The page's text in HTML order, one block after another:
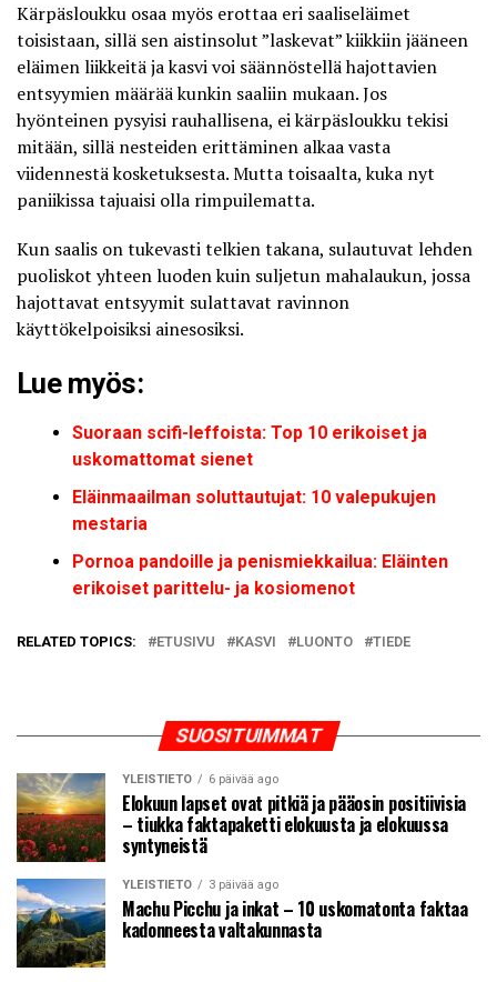
Kärpäsloukku osaa myös erottaa eri saaliseläimet
toisistaan, sillä sen aistinsolut ”laskevat” kiikkiin jääneen
eläimen liikkeitäja kasvi voi säännöstellä hajottavien
entsyymien määrää kunkin saaliin mukaan. Jos
hyönteinen pysyisi rauhallisena, ei kärpäsloukku tekisi
mitään, sillä nesteiden erittäminen alkaa vasta
viidennestä kosketuksesta. Mutta toisaalta, kuka nyt
paniikissa tajuaisi olla rimpuilematta.
Kun saalis on tukevasti telkien takana, sulautuvat lehden
puoliskot yhteen luoden kuin suljetun mahalaukun, jossa
hajottavat entsyymit sulattavat ravinnon
käyttökelpoisiksi ainesosiksi.
Lue myös:
Suoraan scifi-leffoista: Top 10 erikoiset ja
uskomattomat sienet
Eläinmaailman soluttautujat: 10 valepukujen
mestaria
Pornoa pandoille ja penismiekkailua: Eläinten
erikoiset parittelu- ja kosiomenot
RELATED TOPICS: ETUSIVU KASVI LUONTO TIEDE
SUOSITUIMMAT
YLEISTIETO 6 päivää ago
Elokuun lapset ovat pitkiä ja pääosin positiivisia
– tiukka faktapaketti elokuusta ja elokuussa
syntyneistä
YLEISTIETO 3 päivää ago
Machu Picchu ja inkat – 10 uskomatonta faktaa
kadonneesta valtakunnasta